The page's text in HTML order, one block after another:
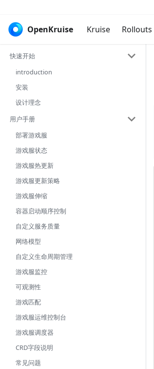
OpenKruise Kruise Rollouts
快速开始
introduction
安装
设计理念
用户手册
部署游戏服
游戏服状态
游戏服热更新
游戏服更新策略
游戏服伸缩
容器启动顺序控制
自定义服务质量
网络模型
自定义生命周期管理
游戏服监控
可观测性
游戏匹配
游戏服运维控制台
游戏服调度器
CRD字段说明
常见问题